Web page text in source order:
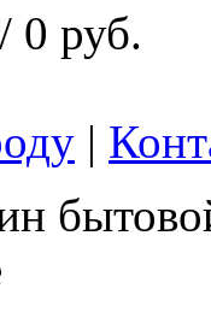
0 руб.
|